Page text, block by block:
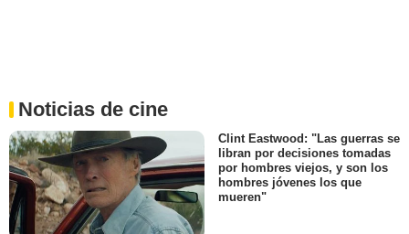
Noticias de cine
Clint Eastwood: "Las guerras se
libran por decisiones tomadas
por hombres viejos, y son los
hombres jóvenes los que
mueren"